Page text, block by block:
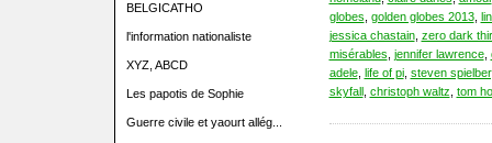
BELGICATHO
l'information nationaliste
XYZ, ABCD
Les papotis de Sophie
Guerre civile et yaourt allég...
globes golden globes 2013,
jessica chastain, zero dark
misérables jennifer lawrence,
adele, life of pi, steven
skyfall, christoph waltz tom